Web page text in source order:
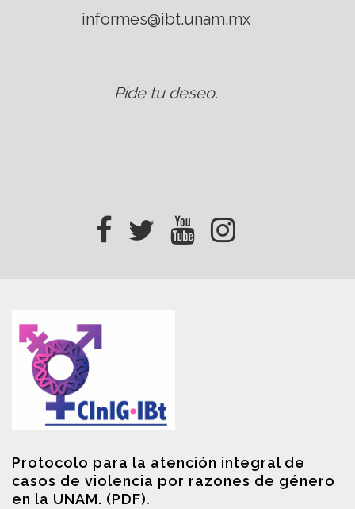
informes@ibt.unam.mx
Pide tu deseo.
Protocolo para la atención integral de
casos de violencia por razones de género
en la UNAM. (PDF).